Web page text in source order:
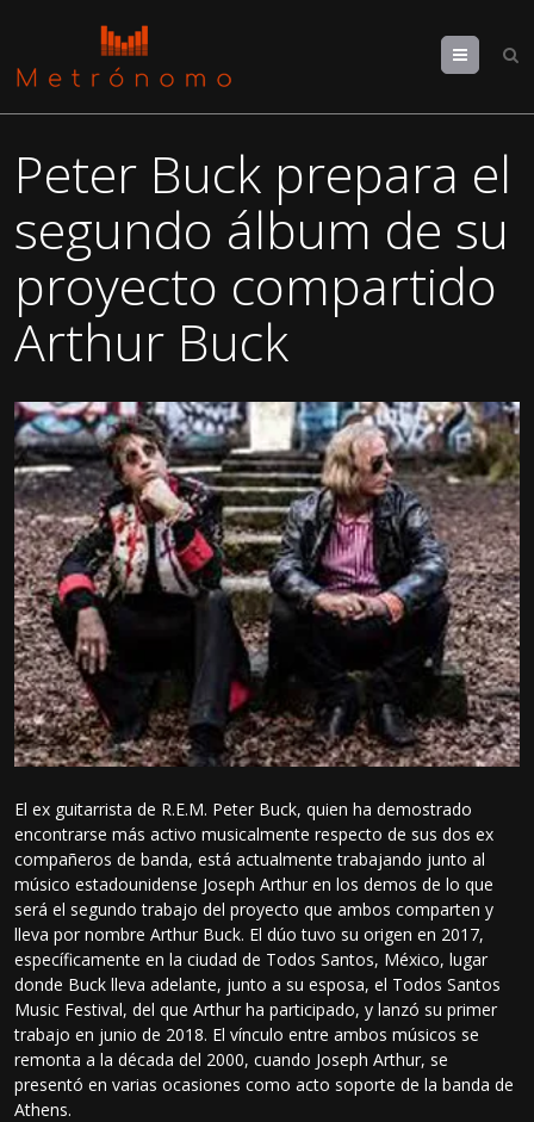
Menu
Peter Buck prepara el
segundo álbum de su
proyecto compartido
Arthur Buck
El ex guitarrista de R.E.M. Peter Buck, quien ha demostrado
encontrarse más activo musicalmente respecto de sus dos ex
compañeros de banda, está actualmente trabajando junto al
músico estadounidense Joseph Arthur en los demos de lo que
será el segundo trabajo del proyecto que ambos comparten y
lleva por nombre Arthur Buck. El dúo tuvo su origen en 2017,
específicamente en la ciudad de Todos Santos, México, lugar
donde Buck lleva adelante, junto a su esposa, el Todos Santos
Music Festival, del que Arthur ha participado, y lanzó su primer
trabajo en junio de 2018. El vínculo entre ambos músicos se
remonta a la década del 2000, cuando Joseph Arthur, se
presentó en varias ocasiones como acto soporte de la banda de
Athens.